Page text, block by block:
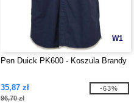
W1
Pen Duick PK600 - Koszula Brandy
35,87 zł
96,70 zł
-63%